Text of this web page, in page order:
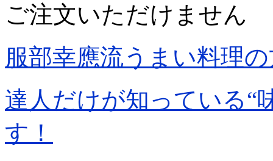
ご注文いただけません
服部幸應流うまい料理
達人だけが知っている“
す！